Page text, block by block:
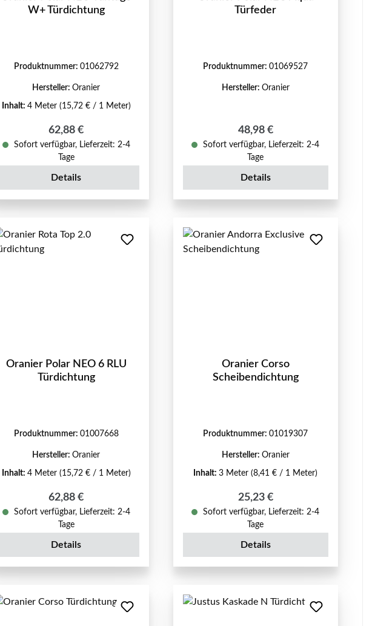
W+ Türdichtung
Produktnummer: 01062792
Hersteller:Oranier
Inhalt: 4 Meter (15,72 € / 1 Meter)
Regulärer Preis:
62,88 €
Sofort verfügbar, Lieferzeit: 2-4
Tage
Details
Türfeder
Produktnummer:01069527
Hersteller: Oranier
Regulärer Preis:
48,98 €
Sofort verfügbar, Lieferzeit: 2-4
Tage
Details
Oranier Polar NEO 6 RLU
Türdichtung
Produktnummer: 01007668
Hersteller:Oranier
Inhalt: 4 Meter (15,72 € / 1 Meter)
Regulärer Preis:
62,88 €
Sofort verfügbar, Lieferzeit: 2-4
Tage
Details
Oranier Corso
Scheibendichtung
Produktnummer:01019307
Hersteller: Oranier
Inhalt:3 Meter(8,41 € / 1 Meter)
Regulärer Preis:
25,23 €
Sofort verfügbar, Lieferzeit: 2-4
Tage
Details